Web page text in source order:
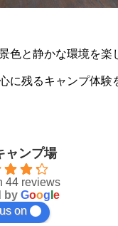
色と静かな環境を楽
に残るキャンプ体験
ャンプ場
44 reviews
by Goog e
on